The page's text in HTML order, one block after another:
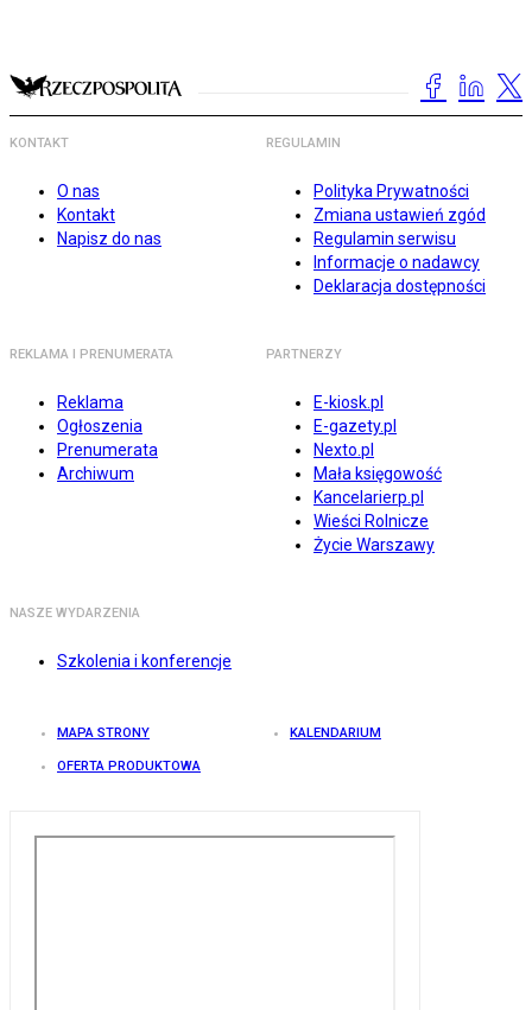
KONTAKT
O nas
Kontakt
Napisz do nas
REGULAMIN
Polityka Prywatności
Zmiana ustawień zgód
Regulamin serwisu
Informacje o nadawcy
Deklaracja dostępności
REKLAMA I PRENUMERATA
Reklama
Ogłoszenia
Prenumerata
Archiwum
PARTNERZY
E-kiosk.pl
E-gazety.pl
Nexto.pl
Mała księgowość
Kancelarierp.pl
Wieści Rolnicze
Życie Warszawy
NASZE WYDARZENIA
Szkolenia i konferencje
MAPA STRONY KALENDARIUM
OFERTA PRODUKTOWA